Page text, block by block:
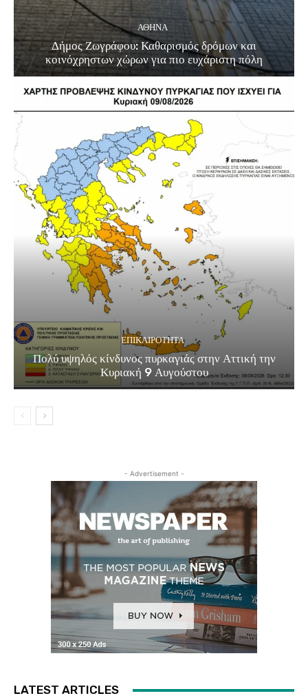
ΑΘΗΝΑ
Δήμος Ζωγράφου: Καθαρισμός δρόμων και
κοινόχρηστων χώρων για πιο ευχάριστη πόλη
ΕΠΙΚΑΙΡΟΤΗΤΑ
Πολύ υψηλός κίνδυνος πυρκαγιάς στην Αττική την
Κυριακή 9 Αυγούστου
- Advertisement -
LATEST ARTICLES